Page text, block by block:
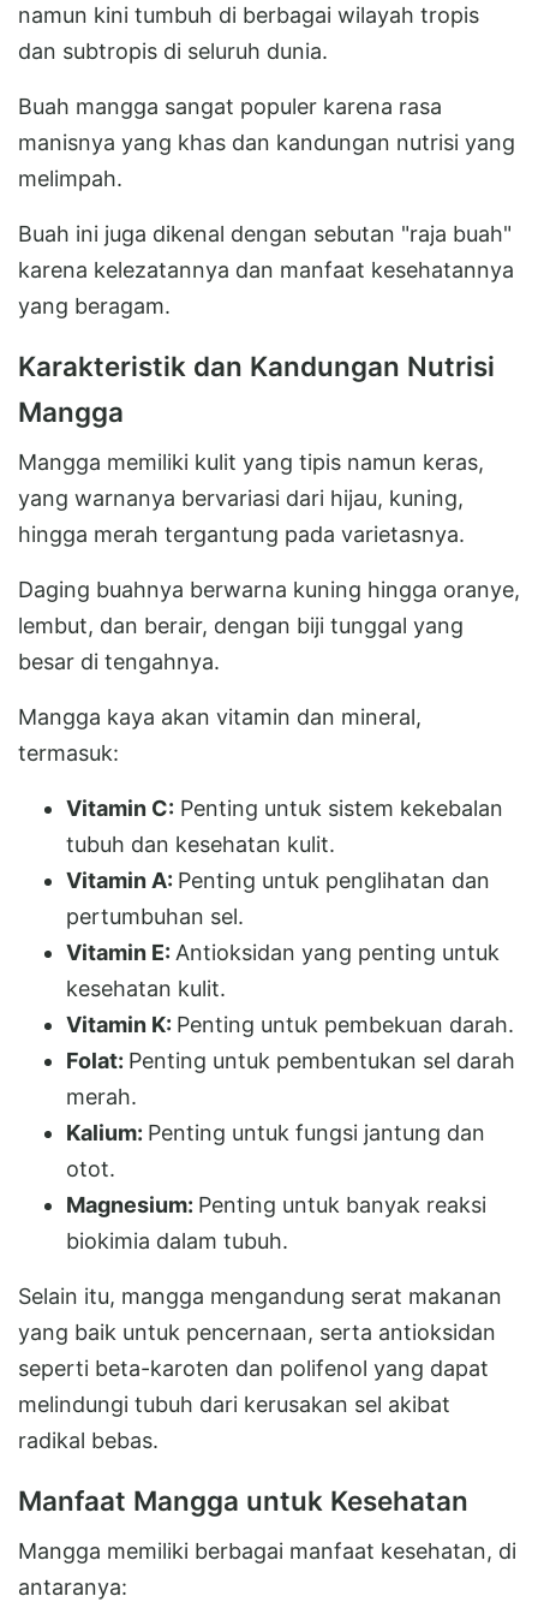
namun kini tumbuh di berbagai wilayah tropis
dan subtropis di seluruh dunia.
Buah mangga sangat populer karena rasa
manisnya yang khas dan kandungan nutrisi yang
melimpah.
Buah ini juga dikenal dengan sebutan "raja buah"
karena kelezatannya dan manfaat kesehatannya
yang beragam.
Karakteristik dan Kandungan Nutrisi
Mangga
Mangga memiliki kulit yang tipis namun keras,
yang warnanya bervariasi dari hijau, kuning,
hingga merah tergantung pada varietasnya.
Daging buahnya berwarna kuning hingga oranye,
lembut, dan berair, dengan biji tunggal yang
besar di tengahnya.
Mangga kaya akan vitamin dan mineral,
termasuk:
Vitamin C: Penting untuk sistem kekebalan
tubuh dan kesehatan kulit.
Vitamin A: Penting untuk penglihatan dan
pertumbuhan sel.
Vitamin E: Antioksidan yang penting untuk
kesehatan kulit.
Vitamin K: Penting untuk pembekuan darah.
Folat: Penting untuk pembentukan sel darah
merah.
Kalium: Penting untuk fungsi jantung dan
otot.
Magnesium: Penting untuk banyak reaksi
biokimia dalam tubuh.
Selain itu, mangga mengandung serat makanan
yang baik untuk pencernaan, serta antioksidan
seperti beta-karoten dan polifenol yang dapat
melindungi tubuh dari kerusakan sel akibat
radikal bebas.
Manfaat Mangga untuk Kesehatan
Mangga memiliki berbagai manfaat kesehatan, di
antaranya: